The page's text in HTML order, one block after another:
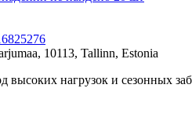
10113, Tallinn, Estonia
высоких нагрузок и сезонных